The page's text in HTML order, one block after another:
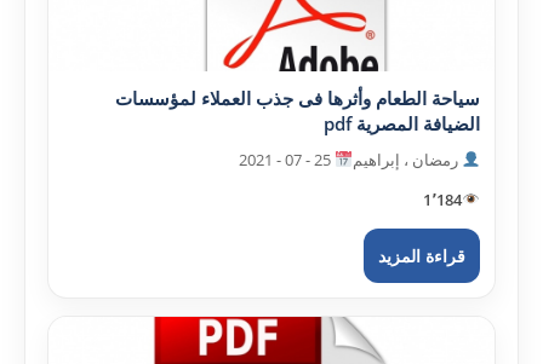
سياحة الطعام وأثرها فى جذب العملاء لمؤسسات
الضيافة المصرية pdf
رمضان ، إبراهيم
1٬184
قراءة المزيد